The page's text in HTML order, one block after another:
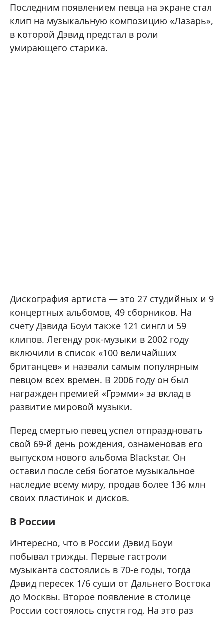
Последним появлением певца на экране стал
клип на музыкальную композицию «Лазарь»,
в которой Дэвид предстал в роли
умирающего старика.
Дискография артиста — это 27 студийных и 9
концертных альбомов, 49 сборников. На
счету Дэвида Боуи также 121 сингл и 59
клипов. Легенду рок-музыки в 2002 году
включили в список «100 величайших
британцев» и назвали самым популярным
певцом всех времен. В 2006 году он был
награжден премией «Грэмми» за вклад в
развитие мировой музыки.
Перед смертью певец успел отпраздновать
свой 69-й день рождения, ознаменовав его
выпуском нового альбома Blackstar. Он
оставил после себя богатое музыкальное
наследие всему миру, продав более 136 млн
своих пластинок и дисков.
В России
Интересно, что в России Дэвид Боуи
побывал трижды. Первые гастроли
музыканта состоялись в 70-е годы, тогда
Дэвид пересек 1/6 суши от Дальнего Востока
до Москвы. Второе появление в столице
России состоялось спустя год. На это раз